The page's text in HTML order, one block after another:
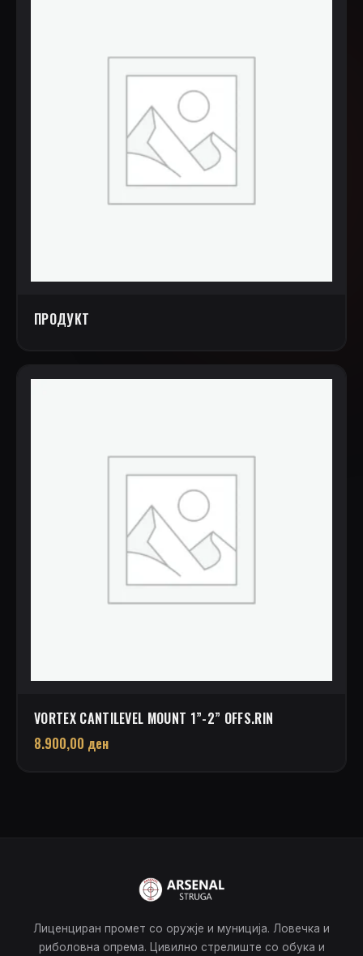
ПРОДУКТ
VORTEX CANTILEVEL MOUNT 1”-2” OFFS.RIN
8.900,00 ден
Лиценциран промет со оружје и муниција. Ловечка и
риболовна опрема. Цивилно стрелиште со обука и